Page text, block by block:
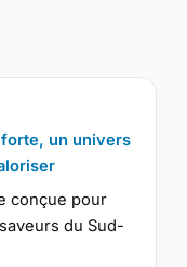
un univers
conçue pour
du Sud-